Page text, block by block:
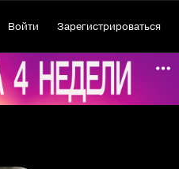
Войти Зарегистрироваться